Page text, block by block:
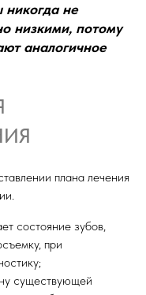
не
низкими, потому
аналогичное
плана лечения
состояние зубов,
при
существующей